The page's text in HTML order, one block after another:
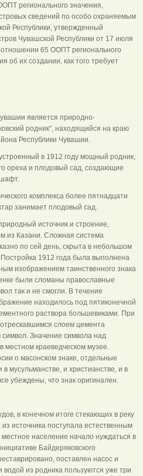
регионального значения,
сведений по особо охраняемым
Республики, утвержденный
Чувашской Республики от 17 июля
65 ООПТ регионального
об их создании, как того требует
является природно-
родник", находящийся на краю
Республики Чувашии.
в 1912 году мощный родник,
ореха и плодовый сад, создающие
комплекса более пятнадцати
занимает плодовый сад.
источник и строение,
из Казани. Сложная система
по сей день, скрыта в небольшом
1912 года была выполнена
изображением таинственного знака
были сломаны православные
так и не смогли. В течение
находилось под пятиконечной
раствора большевиками. При
слоем цемента
Значение символа над
краеведческом музее.
о масонском знаке, отдельные
мусульманстве, и христианстве, и в
убеждены, что знак оригинален.
в конечном итоге стекающих в реку
источника поступала естественным
население начало нуждаться в
Байдеряковского
поставлен насос и
из родника пользуются уже три